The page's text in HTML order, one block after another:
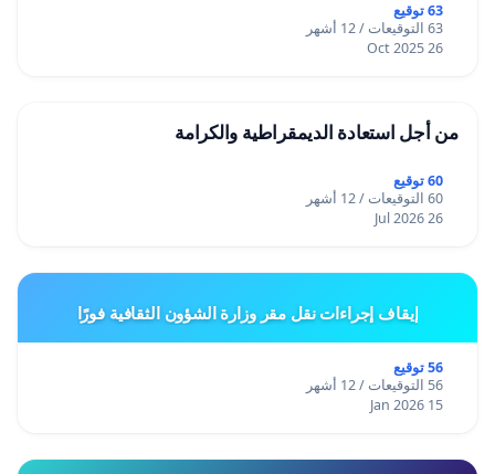
63 توقيع
63 التوقيعات / 12 أشهر
26 Oct 2025
من أجل استعادة الديمقراطية والكرامة
60 توقيع
60 التوقيعات / 12 أشهر
26 Jul 2026
إيقاف إجراءات نقل مقر وزارة الشؤون الثقافية فورًا
56 توقيع
56 التوقيعات / 12 أشهر
15 Jan 2026